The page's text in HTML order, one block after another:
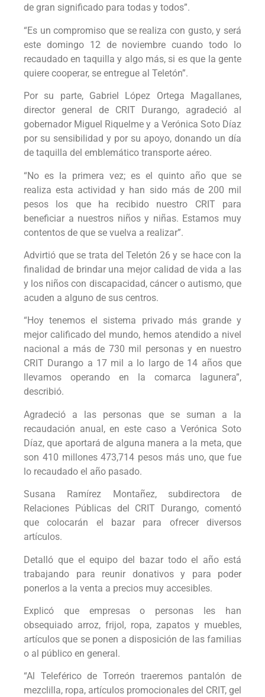
de gran significado para todas y todos”.
“Es un compromiso que se realiza con gusto, y será
este domingo 12 de noviembre cuando todo lo
recaudado en taquilla y algo más, si es que la gente
quiere cooperar, se entregue al Teletón”.
Por su parte, Gabriel López Ortega Magallanes,
director general de CRIT Durango, agradeció al
gobernador Miguel Riquelme y a Verónica Soto Díaz
por su sensibilidad y por su apoyo, donando un día
de taquilla del emblemático transporte aéreo.
“No es la primera vez; es el quinto año que se
realiza esta actividad y han sido más de 200 mil
pesos los que ha recibido nuestro CRIT para
beneficiar a nuestros niños y niñas. Estamos muy
contentos de que se vuelva a realizar”.
Advirtió que se trata del Teletón 26 y se hace con la
finalidad de brindar una mejor calidad de vida a las
y los niños con discapacidad, cáncer o autismo, que
acuden a alguno de sus centros.
“Hoy tenemos el sistema privado más grande y
mejor calificado del mundo, hemos atendido a nivel
nacional a más de 730 mil personas y en nuestro
CRIT Durango a 17 mil a lo largo de 14 años que
llevamos operando en la comarca lagunera”,
describió.
Agradeció a las personas que se suman a la
recaudación anual, en este caso a Verónica Soto
Díaz, que aportará de alguna manera a la meta, que
son 410 millones 473,714 pesos más uno, que fue
lo recaudado el año pasado.
Susana Ramírez Montañez, subdirectora de
Relaciones Públicas del CRIT Durango, comentó
que colocarán el bazar para ofrecer diversos
artículos.
Detalló que el equipo del bazar todo el año está
trabajando para reunir donativos y para poder
ponerlos a la venta a precios muy accesibles.
Explicó que empresas o personas les han
obsequiado arroz, frijol, ropa, zapatos y muebles,
artículos que se ponen a disposición de las familias
o al público en general.
“Al Teleférico de Torreón traeremos pantalón de
mezclilla, ropa, artículos promocionales del CRIT, gel